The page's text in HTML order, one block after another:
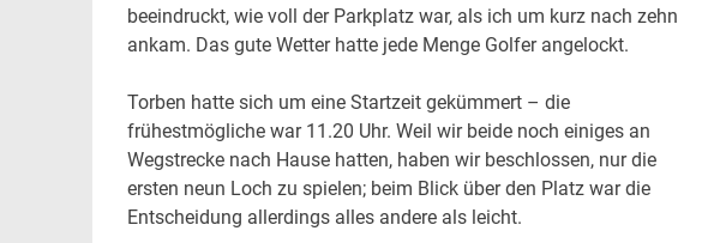
beeindruckt, wie voll der Parkplatz war, als ich um kurz nach zehn
ankam. Das gute Wetter hatte jede Menge Golfer angelockt.
Torben hatte sich um eine Startzeit gekümmert – die
frühestmögliche war 11.20 Uhr. Weil wir beide noch einiges an
Wegstrecke nach Hause hatten, haben wir beschlossen, nur die
ersten neun Loch zu spielen; beim Blick über den Platz war die
Entscheidung allerdings alles andere als leicht.